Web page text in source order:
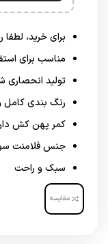
برای خرید،
مناسب برای
تولید انحصاری
رنگ بندی کامل
کمر پهن کش
جنس فلامنت
سبک و راحت
مقایسه